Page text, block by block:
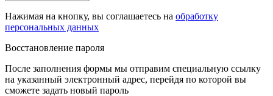
Нажимая на кнопку, вы соглашаетесь на обработку
персональных данных
Восстановление пароля
После заполнения формы мы отправим специальную ссылку
на указанный электронный адрес, перейдя по которой вы
сможете задать новый пароль